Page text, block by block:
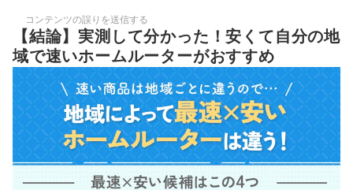
コンテンツの誤りを送信する
【結論】実測して分かった！安くて自分の地
域で速いホームルーターがおすすめ